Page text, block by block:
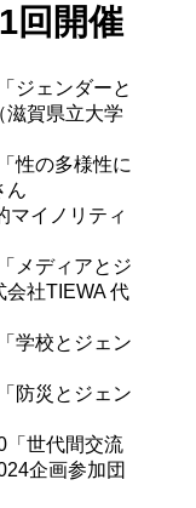
回開催
「ジェンダーと
滋賀県立大学
「性の多様性に
ん
マイノリティ
「メディアとジ
会社TIEWA 代
「学校とジェン
「防災とジェン
「世代間交流
企画参加団